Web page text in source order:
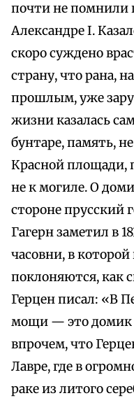
почти не помнили
Александре I.
скоро суждено
страну, что рана,
прошлым, уже
жизни казалась
бунтаре, память,
Красной площади,
не к могиле. О
стороне прусский
Гагерн заметил в
часовни, в
поклоняются, как
Герцен писал: «В
мощи — это домик
впрочем, что
Лавре, где в
раке из литого